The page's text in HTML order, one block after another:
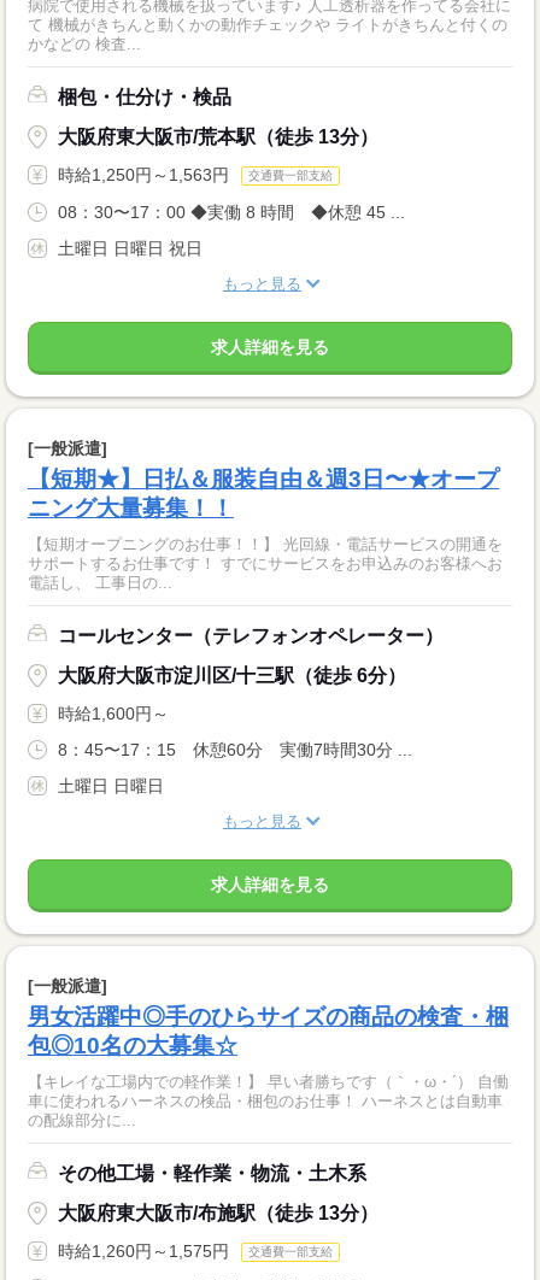
病院で使用される機械を扱っています♪ 人工透析器を作ってる会社に
て 機械がきちんと動くかの動作チェックや ライトがきちんと付くの
かなどの 検査...
梱包・仕分け・検品
大阪府東大阪市/荒本駅（徒歩 13分）
時給1,250円～1,563円 交通費一部支給
08：30〜17：00 ◆実働 8 時間 ◆休憩 45 ...
土曜日 日曜日 祝日
もっと見る
求人詳細を見る
[一般派遣]
【短期★】日払＆服装自由＆週3日〜★オープ
ニング大量募集！！
【短期オープニングのお仕事！！】 光回線・電話サービスの開通を
サポートするお仕事です！ すでにサービスをお申込みのお客様へお
電話し、 工事日の...
コールセンター（テレフォンオペレーター）
大阪府大阪市淀川区/十三駅（徒歩 6分）
時給1,600円～
8：45〜17：15 休憩60分 実働7時間30分 ...
土曜日 日曜日
もっと見る
求人詳細を見る
[一般派遣]
男女活躍中◎手のひらサイズの商品の検査・梱
包◎10名の大募集☆
【キレイな工場内での軽作業！】 早い者勝ちです（｀・ω・´） 自働
車に使われるハーネスの検品・梱包のお仕事！ ハーネスとは自動車
の配線部分に...
その他工場・軽作業・物流・土木系
大阪府東大阪市/布施駅（徒歩 13分）
時給1,260円～1,575円 交通費一部支給